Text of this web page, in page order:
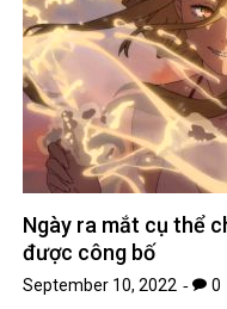
Ngày ra mắt cụ thể
được công bố
September 10, 2022 0